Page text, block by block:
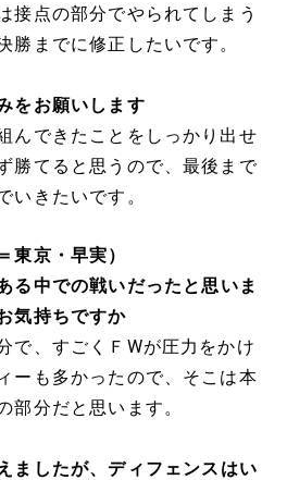
接点の部分でやられてしまう
勝までに修正したいです。
をお願いします
んできたことをしっかり出せ
勝てると思うので、最後まで
いきたいです。
東京・早実）
る中での戦いだったと思いま
気持ちですか
で、すごくＦWが圧力をかけ
ーも多かったので、そこは本
部分だと思います。
ましたが、ディフェンスはい